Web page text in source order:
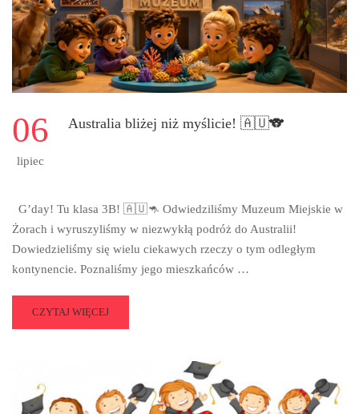
06
lipiec
Australia bliżej niż myślicie! 🇦🇺🐨
G’day! Tu klasa 3B! 🇦🇺🦘 Odwiedziliśmy Muzeum Miejskie w
Żorach i wyruszyliśmy w niezwykłą podróż do Australii!
Dowiedzieliśmy się wielu ciekawych rzeczy o tym odległym
kontynencie. Poznaliśmy jego mieszkańców …
READ
MORE
NIŻ
MYŚLICIE!
CZYTAJ WIĘCEJ